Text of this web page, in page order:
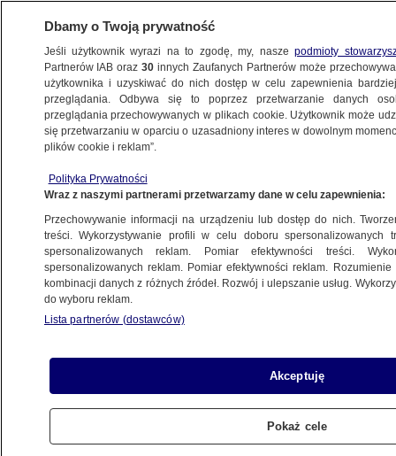
KRAKÓW
może mówić "o drugim życiu". Będzie
portret pamięciowy napastnika
27.01.2025, 19:23Aktualizacja:28.01.2025, 10:14
Udostępnij
Dbamy o Twoją prywatność
Jeśli użytkownik wyrazi na to zgodę, my, naszepodmioty
Partnerów IAB oraz30 innych Zaufanych Partnerów może
użytkownika i uzyskiwać do nich dostęp w celu zapewnienia
przeglądania. Odbywa się to poprzez przetwarzanie danych
przeglądania przechowywanych w plikach cookie. Użytkownik może
się przetwarzaniu w oparciu o uzasadniony interes w dowolnym
plików cookie i reklam”.
Polityka Prywatności
Wraz z naszymi partnerami przetwarzamy dane w celu zapewnienia:
Przechowywanie informacji na urządzeniu lub dostęp do nich.
treści. Wykorzystywanie profili w celu doboru spersonalizowanych
spersonalizowanych reklam. Pomiar efektywności treści.
spersonalizowanych reklam. Pomiar efektywności reklam.
kombinacji danych z różnych źródeł. Rozwój i ulepszanie usług.
do wyboru reklam.
Lista partnerów (dostawców)
Akceptuję
Pokaż cele